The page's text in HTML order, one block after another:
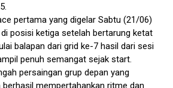
pertama yang digelar Sabtu (21/06)
posisi ketiga setelah bertarung ketat
balapan dari grid ke-7 hasil dari sesi
penuh semangat sejak start.
persaingan grup depan yang
mempertahankan ritme dan